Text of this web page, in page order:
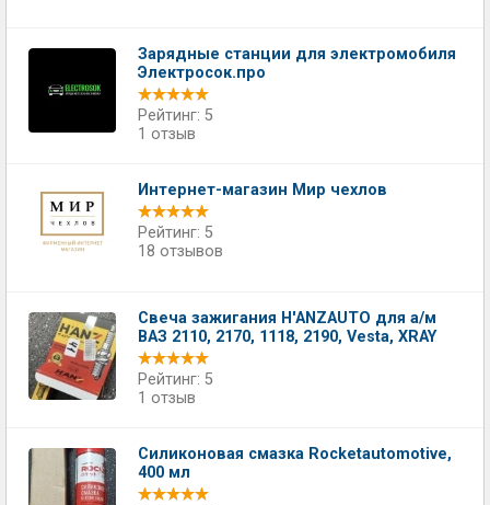
Зарядные станции для электромобиля
Электросок.про
Рейтинг: 5
1 отзыв
Интернет-магазин Мир чехлов
Рейтинг: 5
18 отзывов
Свеча зажигания H'ANZAUTO для а/м
ВАЗ 2110, 2170, 1118, 2190, Vesta, XRAY
Рейтинг: 5
1 отзыв
Силиконовая смазка Rocketautomotive,
400 мл